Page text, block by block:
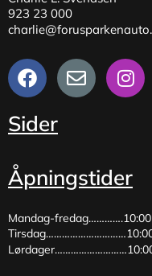
923 23 000
Sider
Åpningstider
Mandag-fredag………….10:00